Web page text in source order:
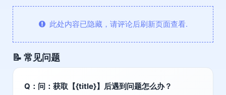
此处内容已隐藏，请评论后刷新页面查看.
📝 常见问题
Q：问：获取【{title}】后遇到问题怎么办？